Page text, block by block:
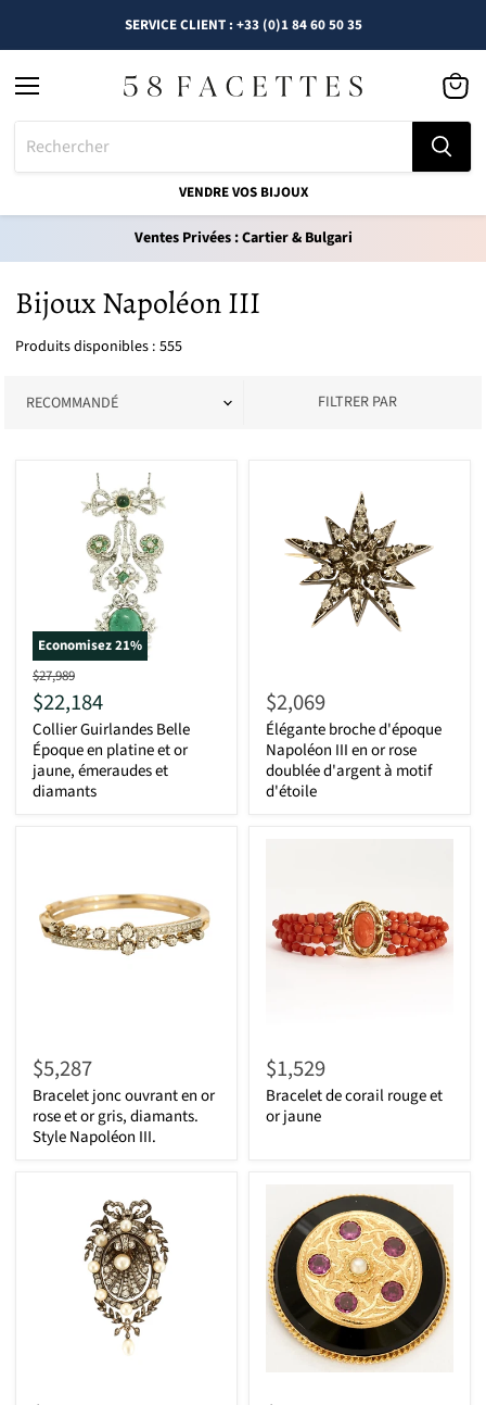
SERVICE CLIENT : +33 (0)1 84 60 50 35
VENDRE VOS BIJOUX
le
panier
Ventes Privées : Cartier & Bulgari
Bijoux Napoléon III
Produits disponibles : 555
FILTRER PAR
Economisez21%
D'origine
$27,989
Actuel
$22,184
Collier Guirlandes Belle
Époque en platine et or
jaune, émeraudes et
diamants
$2,069
Élégante broche d'époque
Napoléon III en or rose
doublée d'argent à motif
d'étoile
$5,287
Bracelet jonc ouvrant en or
rose et or gris, diamants.
Style Napoléon III.
$1,529
Bracelet de corail rouge et
or jaune